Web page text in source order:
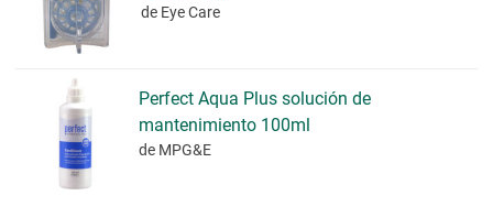
de Eye Care
Perfect Aqua Plus solución de
mantenimiento 100ml
de MPG&E